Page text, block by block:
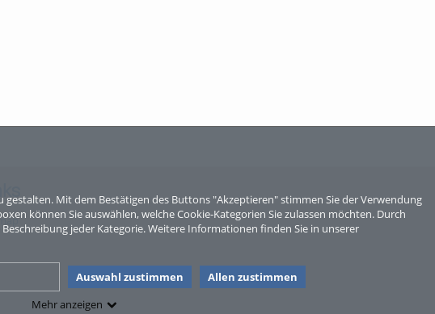
Mit dem Bestätigen des Buttons "Akzeptieren" stimmen Sie der Verwendung
können Sie auswählen, welche Cookie-Kategorien Sie zulassen möchten. Durch
jeder Kategorie. Weitere Informationen finden Sie in unserer
Auswahl zustimmen
Allen zustimmen
Mehr anzeigen
Sperber